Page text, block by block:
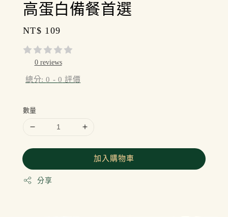
高蛋白備餐首選
Regular
price
NT$ 109
0 reviews
總分:0 - 0 評價
數量
加入購物車
分享